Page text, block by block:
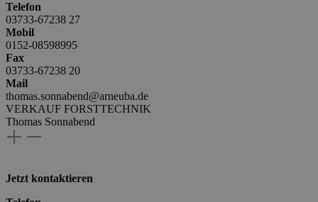
Telefon
03733-67238 27
Mobil
0152-08598995
Fax
03733-67238 20
Mail
thomas.sonnabend@arneuba.de
VERKAUF FORSTTECHNIK
Thomas Sonnabend
Jetzt kontaktieren